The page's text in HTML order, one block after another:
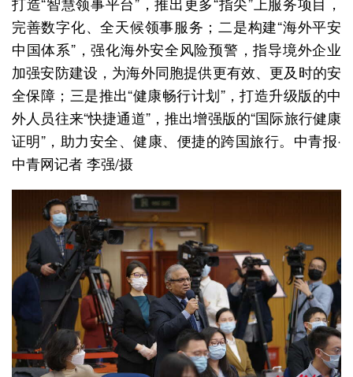
完善数字化、全天候领事服务；二是构建“海外平安
中国体系”，强化海外安全风险预警，指导境外企业
加强安防建设，为海外同胞提供更有效、更及时的安
全保障；三是推出“健康畅行计划”，打造升级版的中
外人员往来“快捷通道”，推出增强版的“国际旅行健康
证明”，助力安全、健康、便捷的跨国旅行。中青报·
中青网记者 李强/摄